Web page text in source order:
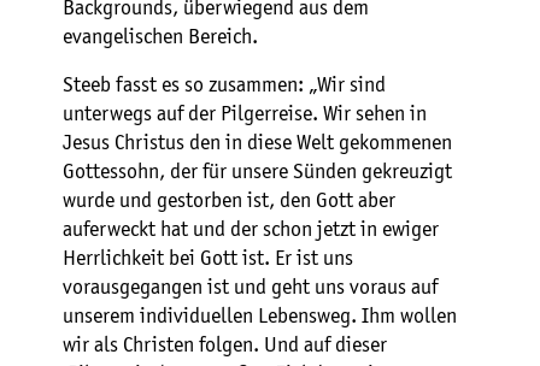
Backgrounds, überwiegend aus dem
evangelischen Bereich.
Steeb fasst es so zusammen: „Wir sind
unterwegs auf der Pilgerreise. Wir sehen in
Jesus Christus den in diese Welt gekommenen
Gottessohn, der für unsere Sünden gekreuzigt
wurde und gestorben ist, den Gott aber
auferweckt hat und der schon jetzt in ewiger
Herrlichkeit bei Gott ist. Er ist uns
vorausgegangen ist und geht uns voraus auf
unserem individuellen Lebensweg. Ihm wollen
wir als Christen folgen. Und auf dieser